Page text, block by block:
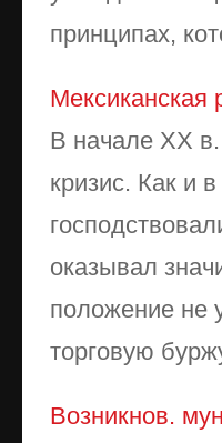
принципах,
Мексиканская
В начале XX
кризис. Как и
оказывал
положение не
торговую
Возникнов.